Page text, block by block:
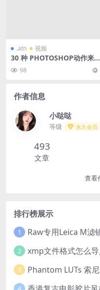
.atn 视频
30 种 PHOTOSHOP动作来调
整您肖像照片的肤色+视频教
程【中文字幕】
98
作者信息
小哒哒
等级 永久会员
493
文章
查看
排行榜展示
1 Raw专用Leica M滤
2
3